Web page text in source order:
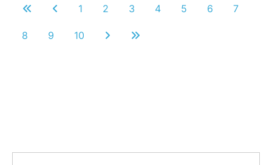
1 2 3 4 5 6 7
8 9 10